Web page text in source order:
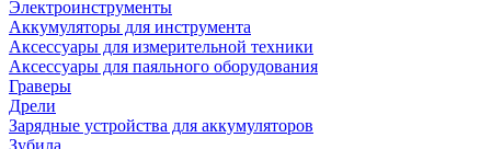
Электроинструменты
Аккумуляторы для инструмента
Аксессуары для измерительной техники
Аксессуары для паяльного оборудования
Граверы
Дрели
Зарядные устройства для аккумуляторов
Зубила